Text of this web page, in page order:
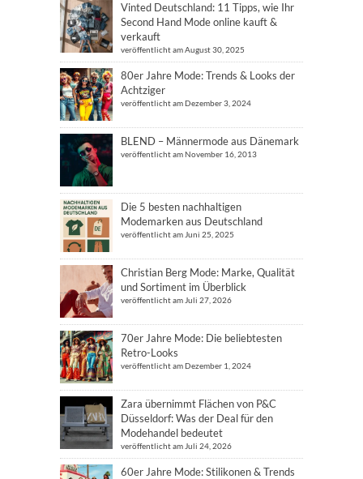
Vinted Deutschland: 11 Tipps, wie Ihr
Second Hand Mode online kauft &
verkauft
veröffentlicht am August 30, 2025
80er Jahre Mode: Trends & Looks der
Achtziger
veröffentlicht am Dezember 3, 2024
BLEND – Männermode aus Dänemark
veröffentlicht am November 16, 2013
Die 5 besten nachhaltigen
Modemarken aus Deutschland
veröffentlicht am Juni 25, 2025
Christian Berg Mode: Marke, Qualität
und Sortiment im Überblick
veröffentlicht am Juli 27, 2026
70er Jahre Mode: Die beliebtesten
Retro-Looks
veröffentlicht am Dezember 1, 2024
Zara übernimmt Flächen von P&C
Düsseldorf: Was der Deal für den
Modehandel bedeutet
veröffentlicht am Juli 24, 2026
60er Jahre Mode: Stilikonen & Trends